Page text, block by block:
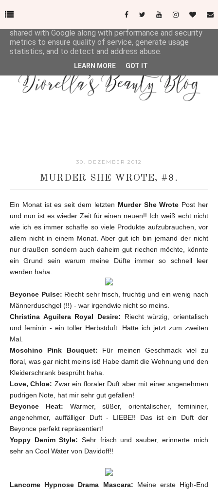
30. DEZEMBER 2012
MURDER SHE WROTE, #8.
Ein Monat ist es seit dem letzten Murder She Wrote Post her
und nun ist es wieder Zeit für einen neuen!! Ich weiß echt nicht
wie ich es immer schaffe so viele Produkte aufzubrauchen, vor
allem nicht in einem Monat. Aber gut ich bin jemand der nicht
nur draußen sondern auch daheim gut riechen möchte, könnte
ein Grund sein warum meine Düfte immer so schnell leer
werden haha.
Beyonce Pulse: Riecht sehr frisch, fruchtig und ein wenig nach
Männerduschgel (!!) - war irgendwie nicht so meins.
Christina Aguilera Royal Desire: Riecht würzig, orientalisch
und feminin - ein toller Herbstduft. Hatte ich jetzt zum zweiten
Mal.
Moschino Pink Bouquet: Für meinen Geschmack viel zu
floral, was gar nicht meins ist! Habe damit die Wohnung und den
Kleiderschrank besprüht haha.
Love, Chloe: Zwar ein floraler Duft aber mit einer angenehmen
pudrigen Note, hat mir sehr gut gefallen!
Beyonce Heat: Warmer, süßer, orientalischer, femininer,
angenehmer, auffälliger Duft - LIEBE!! Das ist ein Duft der
Beyonce perfekt repräsentiert!
Yoppy Denim Style: Sehr frisch und sauber, erinnerte mich
sehr an Cool Water von Davidoff!!
Lancome Hypnose Drama Mascara: Meine erste High-End
This site uses cookies from Google to deliver its services
shared with Google along with performance and security
metrics to ensure quality of service, generate usage
statistics, and to detect and address abuse.
LEARN MORE GOT IT